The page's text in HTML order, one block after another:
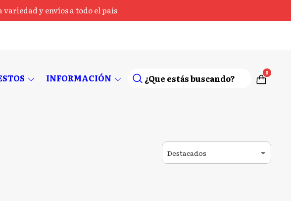
y envíos a todo el país
INFORMACIÓN 0